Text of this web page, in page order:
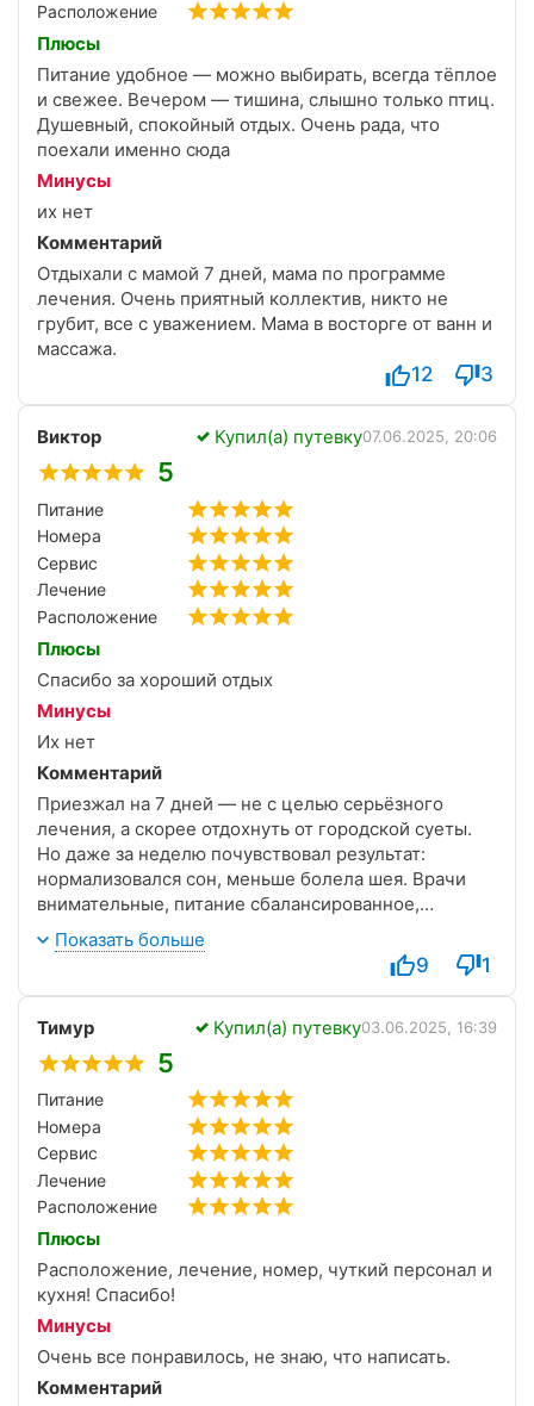
Расположение
Плюсы
Питание удобное — можно выбирать, всегда тёплое
и свежее. Вечером — тишина, слышно только птиц.
Душевный, спокойный отдых. Очень рада, что
поехали именно сюда
Минусы
их нет
Комментарий
Отдыхали с мамой 7 дней, мама по программе
лечения. Очень приятный коллектив, никто не
грубит, все с уважением. Мама в восторге от ванн и
массажа.
12 3
Виктор Купил(а) путевку07.06.2025, 20:06
5
Питание
Номера
Сервис
Лечение
Расположение
Плюсы
Спасибо за хороший отдых
Минусы
Их нет
Комментарий
Приезжал на 7 дней — не с целью серьёзного
лечения, а скорее отдохнуть от городской суеты.
Но даже за неделю почувствовал результат:
нормализовался сон, меньше болела шея. Врачи
внимательные, питание сбалансированное,
персонал на процедурах спокойный,
обходительный. Без суеты, всё чётко. Номер
попался с балконом — каждое утро встречал с
чашкой чая. Остался доволен
Показать больше
9 1
Тимур Купил(а) путевку03.06.2025, 16:39
5
Питание
Номера
Сервис
Лечение
Расположение
Плюсы
Расположение, лечение, номер, чуткий персонал и
кухня! Спасибо!
Минусы
Очень все понравилось, не знаю, что написать.
Комментарий